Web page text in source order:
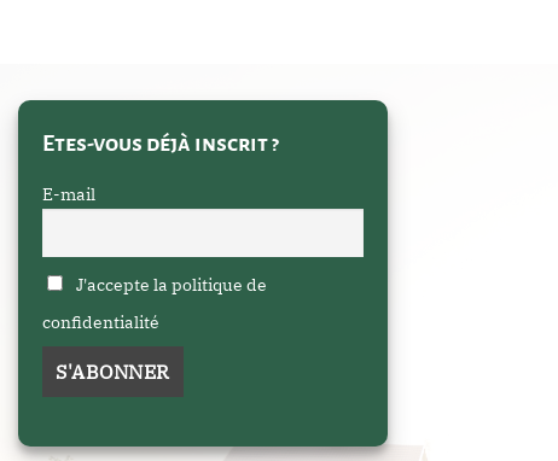
Etes-vous déjà inscrit ?
E-mail
J'accepte la politique de
confidentialité